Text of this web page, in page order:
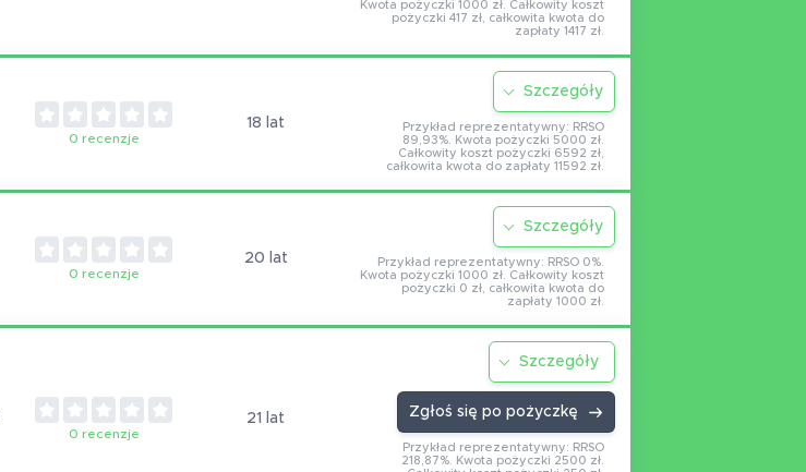
Kwota pożyczki 1000 zł. Całkowity koszt
pożyczki 417 zł, całkowita kwota do
zapłaty 1417 zł.
0 recenzje
18 lat
Szczegóły
Przykład reprezentatywny: RRSO
89,93%. Kwota pożyczki 5000 zł.
Całkowity koszt pożyczki 6592 zł,
całkowita kwota do zapłaty 11592 zł.
0 recenzje
20 lat
Szczegóły
Przykład reprezentatywny: RRSO 0%.
Kwota pożyczki 1000 zł. Całkowity koszt
pożyczki 0 zł, całkowita kwota do
zapłaty 1000 zł.
0 recenzje
21 lat
Szczegóły
Zgłoś się po pożyczkę
Przykład reprezentatywny: RRSO
218,87%. Kwota pożyczki 2500 zł.